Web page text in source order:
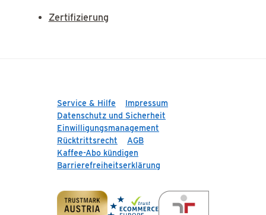
Zertifizierung
Service & Hilfe
Impressum
Datenschutz und Sicherheit
Einwilligungsmanagement
Rücktrittsrecht
AGB
Kaffee-Abo kündigen
Barrierefreiheitserklärung